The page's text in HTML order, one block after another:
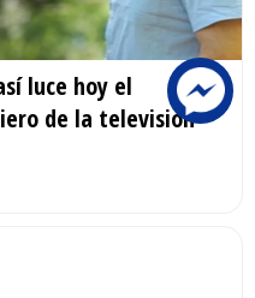
luce hoy el
de la televisión